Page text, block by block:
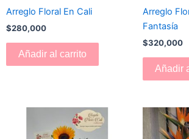
Arreglo Floral En Cali
$280,000
Añadir al carrito
Arreglo
Fantasía
$320,000
Añadir